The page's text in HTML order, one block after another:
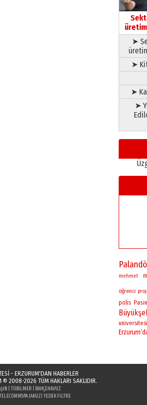
➤
➤
➤
➤
mehmet
öğrenci
polis
universitesi
- ERZURUM'DAN HABERLER
© 2008-2026 TÜM HAKLARI SAKLIDIR.
TÜBILMER
BAHÇEHAVUZ
MSPA JAKUZI YEDEK FILTRE